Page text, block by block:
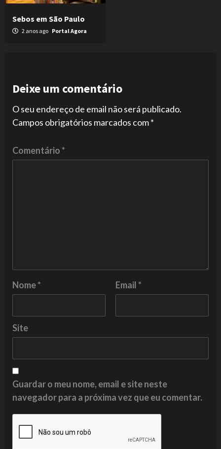
Sebos em São Paulo
2 anos ago Portal Agora
Deixe um comentário
O seu endereço de email não será publicado.
Campos obrigatórios marcados com*
Comentário*
Nome* Email*
Site
Guardar o meu nome, email e site neste
navegador para a próxima vez que eu comentar.